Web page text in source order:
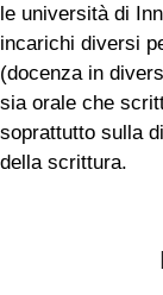
le università di
incarichi diversi
(docenza in
sia orale che
soprattutto sulla
della scrittura.